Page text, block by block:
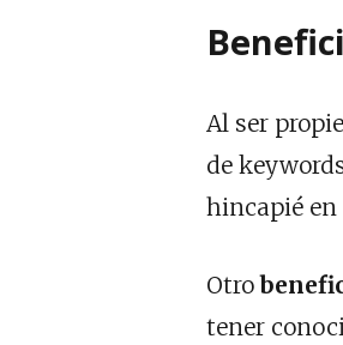
Al ser
de
hincapié en
Otro
tener